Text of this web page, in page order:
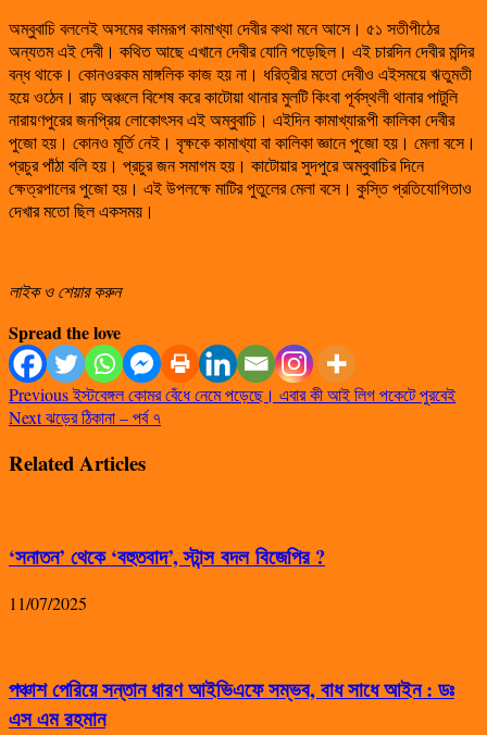
অম্বুবাচি বললেই অসমের কামরূপ কামাখ্যা দেবীর কথা মনে আসে। ৫১ সতীপীঠের
অন্যতম এই দেবী। কথিত আছে এখানে দেবীর যোনি পড়েছিল। এই চারদিন দেবীর মন্দির
বন্ধ থাকে। কোনওরকম মাঙ্গলিক কাজ হয় না। ধরিত্রীর মতো দেবীও এইসময়ে ঋতুমতী
হয়ে ওঠেন। রাঢ় অঞ্চলে বিশেষ করে কাটোয়া থানার মুলটি কিংবা পূর্বস্থলী থানার পাটুলি
নারায়ণপুরের জনপ্রিয় লোকোৎসব এই অম্বুবাচি। এইদিন কামাখ্যারূপী কালিকা দেবীর
পুজো হয়। কোনও মূর্তি নেই। বৃক্ষকে কামাখ্যা বা কালিকা জ্ঞানে পুজো হয়। মেলা বসে।
প্রচুর পাঁঠা বলি হয়। প্রচুর জন সমাগম হয়। কাটোয়ার সুদপুরে অম্বুবাচির দিনে
ক্ষেত্রপালের পুজো হয়। এই উপলক্ষে মাটির পুতুলের মেলা বসে। কুস্তি প্রতিযোগিতাও
দেখার মতো ছিল একসময়।
লাইক ও শেয়ার করুন
Spread the love
Previousইস্টবেঙ্গল কোমর বেঁধে নেমে পড়েছে। এবার কী আই লিগ পকেটে পুরবেই
Nextঝড়ের ঠিকানা – পর্ব ৭
Related Articles
‘সনাতন’ থেকে ‘বহুতবাদ’, স্টান্স বদল বিজেপির ?
11/07/2025
পঞ্চাশ পেরিয়ে সন্তান ধারণ আইভিএফে সম্ভব, বাধ সাধে আইন : ডঃ
এস এম রহমান